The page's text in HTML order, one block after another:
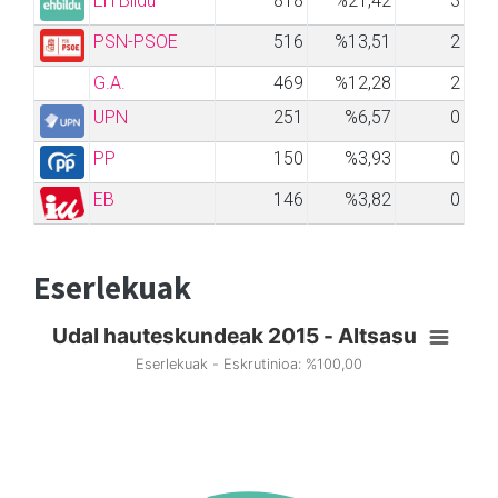
PSN-PSOE
516 %13,51
2
G.A.
469 %12,28
2
UPN
251 %6,57
0
PP
150 %3,93
0
EB
146 %3,82 0
Eserlekuak
Udal hauteskundeak 2015 - Altsasu
Eserlekuak - Eskrutinioa: %100,00